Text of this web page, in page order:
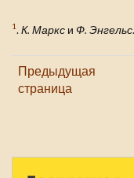
1.К. Маркс и Ф. Энгельс
Предыдущая
страница